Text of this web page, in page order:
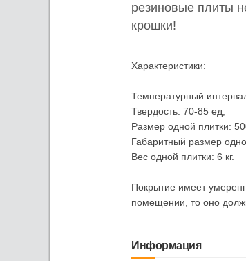
резиновые плиты
крошки!
Характеристики:
Температурный
Твердость: 70-85 ед;
Размер одной плитки:
Габаритный размер
Вес одной плитки: 6 кг.
Покрытие имеет
помещении, то оно
Информация